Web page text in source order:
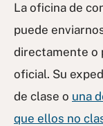
La oficina de
puede
directamente o
oficial. Su
de clase o una
que ellos no